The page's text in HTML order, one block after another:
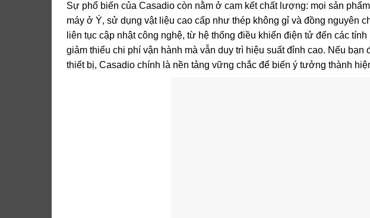
Sự phổ biến của Casadio còn nằm ở cam kết chất lượng: mọi sản
máy ở Ý, sử dụng vật liệu cao cấp như thép không gỉ và đồng nguyên
liên tục cập nhật công nghệ, từ hệ thống điều khiển điện tử đến các
giảm thiểu chi phí vận hành mà vẫn duy trì hiệu suất đỉnh cao. Nếu
thiết bị, Casadio chính là nền tảng vững chắc để biến ý tưởng thành